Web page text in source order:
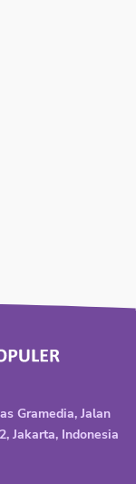
Gramedia, Jalan
Jakarta, Indonesia